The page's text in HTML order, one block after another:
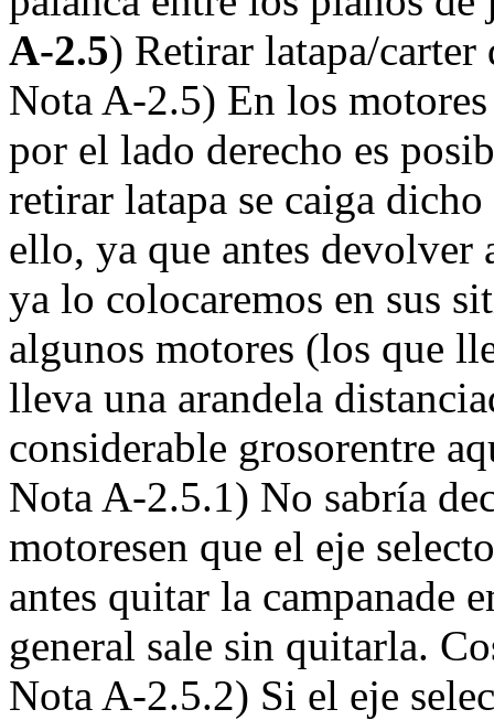
A-2.5) Retirar latapa/carter
Nota A-2.5) En los
por el lado derecho es
retirar latapa se caiga
ello, ya que antes devolver
ya lo colocaremos en sus
algunos motores (los que
lleva una arandela
considerable grosorentre
Nota A-2.5.1) No sabría
motoresen que el eje
antes quitar la campanade
general sale sin quitarla.
Nota A-2.5.2) Si el eje